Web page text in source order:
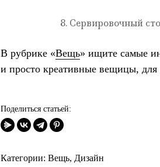
8. Сервировочный
В рубрике «Вещь» ищите самые
и просто креативные вещицы, для
Поделиться статьей:
Категории: Вещь, Дизайн